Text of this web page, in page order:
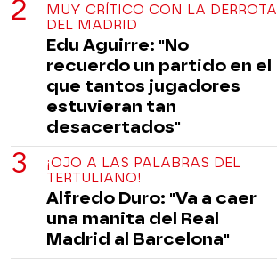
MUY CRÍTICO CON LA DERROTA
DEL MADRID
Edu Aguirre: "No
recuerdo un partido en el
que tantos jugadores
estuvieran tan
desacertados"
¡OJO A LAS PALABRAS DEL
TERTULIANO!
Alfredo Duro: "Va a caer
una manita del Real
Madrid al Barcelona"